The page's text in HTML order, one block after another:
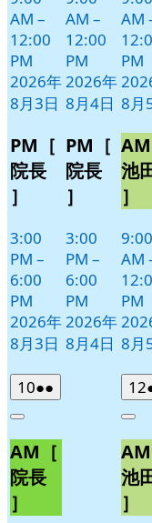
AM –
12:00
PM
2026年
8月3日
PM［
院長
］
3:00
PM –
6:00
PM
2026年
8月3日
AM –
12:00
PM
2026年
8月4日
PM［
院長
］
3:00
PM –
6:00
PM
2026年
8月4日
AM
PM
8月
池
］
9:00
AM
PM
8月
102026
年
月
10
日
●●
件
イ
ト)
Close
AM［
院長
］
12
月
池
］